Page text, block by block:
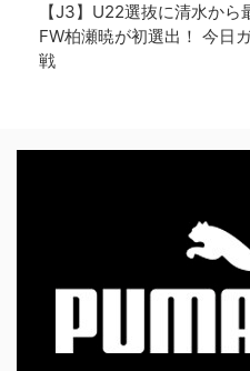
【J3】U22選抜に清水か
FW柏瀬暁が初選出！ 今日
戦